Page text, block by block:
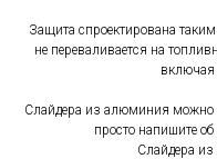
Защита спроектирована
не переваливается на
включая
Слайдера из алюминия можно
просто напишите
Слайдера из